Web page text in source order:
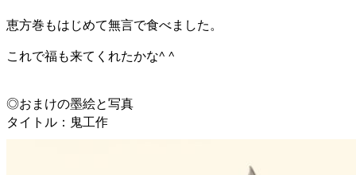
恵方巻もはじめて無言で食べました。
これで福も来てくれたかな^ ^
◎おまけの墨絵と写真
タイトル：鬼工作